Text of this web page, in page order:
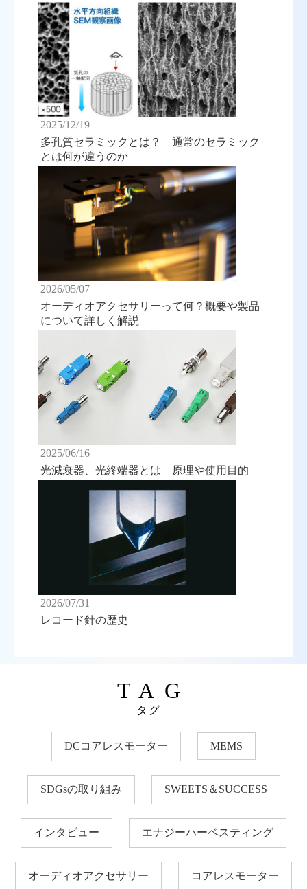
2025/12/19
多孔質セラミックとは？ 通常のセラミック
とは何が違うのか
2026/05/07
オーディオアクセサリーって何？概要や製品
について詳しく解説
2025/06/16
光減衰器、光終端器とは 原理や使用目的
2026/07/31
レコード針の歴史
TAG
タグ
DCコアレスモーター MEMS
SDGsの取り組み SWEETS＆SUCCESS
インタビュー エナジーハーベスティング
オーディオアクセサリー コアレスモーター